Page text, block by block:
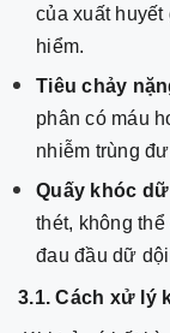
của xuất
hiểm.
Tiêu chảy
phân có máu
nhiễm trùng
Quấy khóc
thét, không
đau đầu dữ
3.1. Cách xử lý